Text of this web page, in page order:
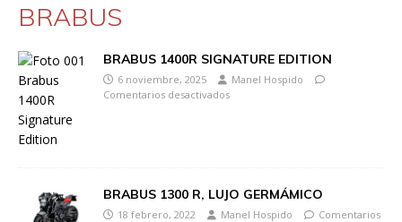
BRABUS
BRABUS 1400R SIGNATURE EDITION
6 noviembre, 2025
Manel Hospido
Comentarios desactivados
BRABUS 1300 R, LUJO GERMÁMICO
18 febrero, 2022 Manel Hospido
Comentarios